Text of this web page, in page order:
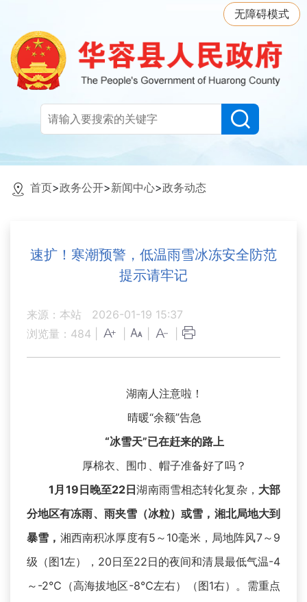
无障碍模式
首页>政务公开>新闻中心>政务动态
速扩！寒潮预警，低温雨雪冰冻安全防范
提示请牢记
来源：本站
2026-01-19 15:37
浏览量： 484
湖南人注意啦！
晴暖“余额”告急
“冰雪天”已在赶来的路上
厚棉衣、围巾、帽子准备好了吗？
1月19日晚至22日湖南雨雪相态转化复杂， 大部
分地区有冻雨、雨夹雪（冰粒）或雪，湘北局地大到
暴雪， 湘西南积冰厚度有5～10毫米，局地阵风7～9
级（图1左），20日至22日的夜间和清晨最低气温-4
～-2℃（高海拔地区-8℃左右）（图1右）。需重点